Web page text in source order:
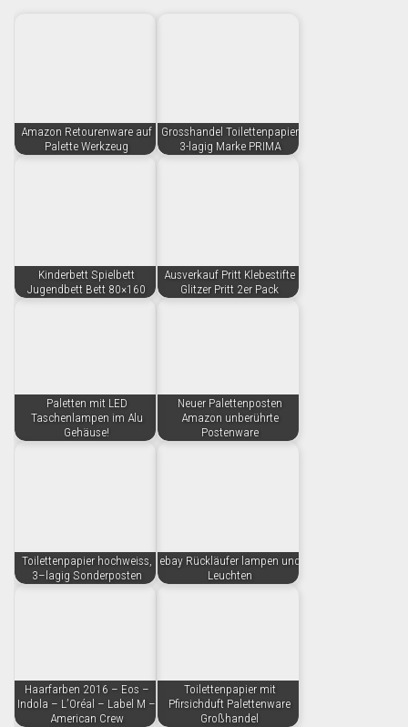
Amazon Retourenware auf
Palette Werkzeug
Grosshandel Toilettenpapier
3-lagig Marke PRIMA
Kinderbett Spielbett
Jugendbett Bett 80×160
Ausverkauf Pritt Klebestifte
Glitzer Pritt 2er Pack
Paletten mit LED
Taschenlampen im Alu
Gehäuse!
Neuer Palettenposten
Amazon unberührte
Postenware
Toilettenpapier hochweiss,
3–lagig Sonderposten
ebay Rückläufer lampen und
Leuchten
Haarfarben 2016 – Eos –
Indola – L’Oréal – Label M –
American Crew
Toilettenpapier mit
Pfirsichduft Palettenware
Großhandel